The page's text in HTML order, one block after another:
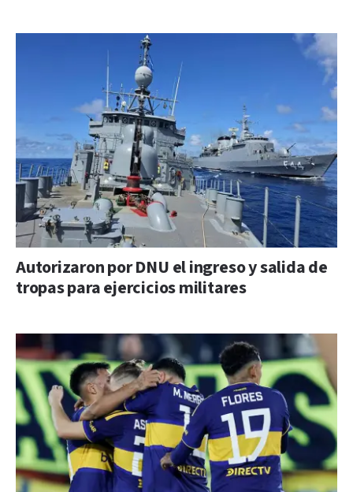
Autorizaron por DNU el ingreso y salida de
tropas para ejercicios militares